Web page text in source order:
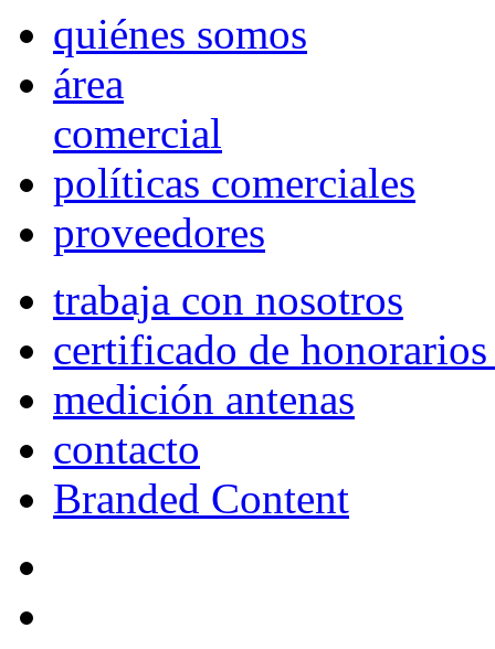
quiénes somos
área
comercial
políticas comerciales
proveedores
trabaja con nosotros
certificado de
medición antenas
contacto
Branded Content